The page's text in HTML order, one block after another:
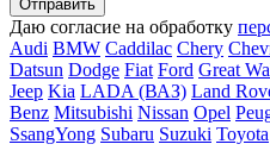
Даю согласие на обработку
Audi BMW Caddilac Chery
Datsun Dodge Fiat Ford Great
Jeep Kia LADA (ВАЗ) Land
Benz Mitsubishi Nissan Opel
SsangYong Subaru Suzuki Toyota